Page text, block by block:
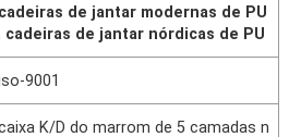
cadeiras de jantar modernas de PU
cadeiras de jantar nórdicas de PU
9001
K/D do marrom de 5 camadas n